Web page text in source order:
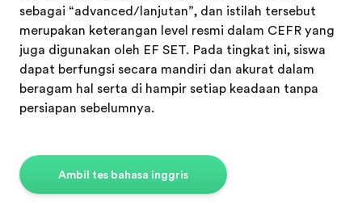
sebagai “advanced/lanjutan”, dan istilah tersebut
merupakan keterangan level resmi dalam CEFR yang
juga digunakan oleh EF SET. Pada tingkat ini, siswa
dapat berfungsi secara mandiri dan akurat dalam
beragam hal serta di hampir setiap keadaan tanpa
persiapan sebelumnya.
Ambil tes bahasa inggris